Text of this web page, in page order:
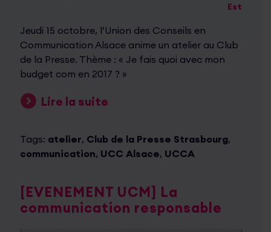
Est
Jeudi 15 octobre, l’Union des Conseils en
Communication Alsace anime un atelier au Club
de la Presse. Thème : « Je fais quoi avec mon
budget com en 2017 ? »
Lire la suite
Tags: atelier, Club de la Presse Strasbourg,
communication, UCC Alsace, UCCA
[EVENEMENT UCM] La
communication responsable